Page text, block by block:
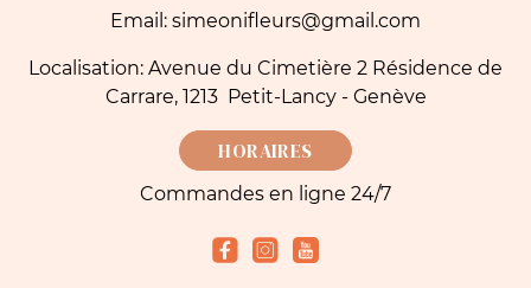
Email: simeonifleurs@gmail.com
Localisation: Avenue du Cimetière 2 Résidence de
Carrare, 1213 Petit-Lancy - Genève
HORAIRES
Commandes en ligne 24/7